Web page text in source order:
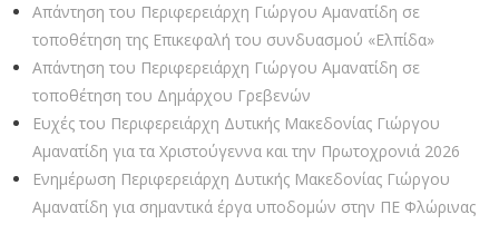
Απάντηση του Περιφερειάρχη Γιώργου Αμανατίδη σε
τοποθέτηση της Επικεφαλή του συνδυασμού «Ελπίδα»
Απάντηση του Περιφερειάρχη Γιώργου Αμανατίδη σε
τοποθέτηση του Δημάρχου Γρεβενών
Ευχές του Περιφερειάρχη Δυτικής Μακεδονίας Γιώργου
Αμανατίδη για τα Χριστούγεννα και την Πρωτοχρονιά 2026
Ενημέρωση Περιφερειάρχη Δυτικής Μακεδονίας Γιώργου
Αμανατίδη για σημαντικά έργα υποδομών στην ΠΕ Φλώρινας